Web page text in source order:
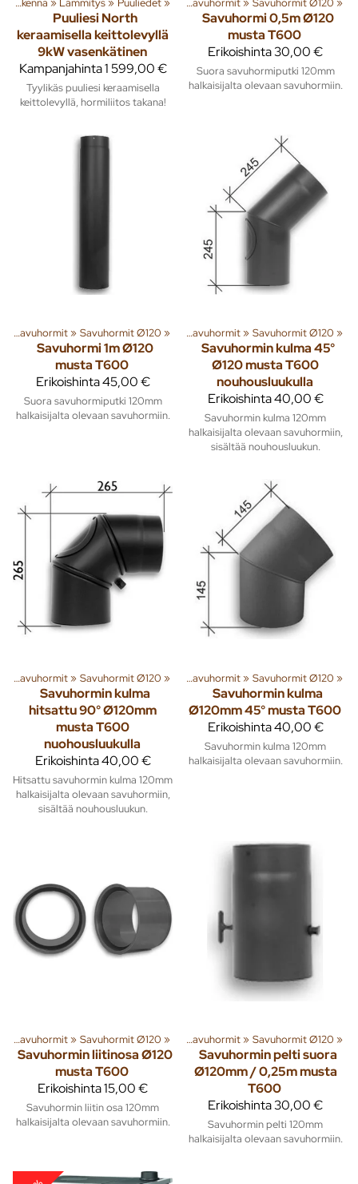
Puuliesi North
keraamisella keittolevyllä
9kW vasenkätinen
Kampanjahinta1 599,00 €
Tyylikäs puuliesi keraamisella
keittolevyllä, hormiliitos takana!
Savuhormi 0,5m Ø120
musta T600
Erikoishinta30,00 €
Suora savuhormiputki 120mm
halkaisijalta olevaan savuhormiin.
Savuhormit‪» Savuhormit Ø120 ‪»
Savuhormi 1m Ø120
musta T600
Erikoishinta45,00 €
Suora savuhormiputki 120mm
halkaisijalta olevaan savuhormiin.
‪»Lämmitys ‪»Piiput ja tarvikkeet Savuhormit‪» Savuhormit Ø120 ‪»
Savuhormin kulma 45°
Ø120 musta T600
nouhousluukulla
Erikoishinta40,00 €
Savuhormin kulma 120mm
halkaisijalta olevaan savuhormiin,
sisältää nouhousluukun.
Savuhormit‪» Savuhormit Ø120 ‪»
Savuhormin kulma
hitsattu 90° Ø120mm
musta T600
nuohousluukulla
Erikoishinta40,00 €
Hitsattu savuhormin kulma 120mm
halkaisijalta olevaan savuhormiin,
sisältää nouhousluukun.
‪»Lämmitys ‪»Piiput ja tarvikkeet Savuhormit‪» Savuhormit Ø120 ‪»
Savuhormin kulma
Ø120mm 45° musta T600
Erikoishinta40,00 €
Savuhormin kulma 120mm
halkaisijalta olevaan savuhormiin.
Savuhormit‪» Savuhormit Ø120 ‪»
Savuhormin liitinosa Ø120
musta T600
Erikoishinta15,00 €
Savuhormin liitin osa 120mm
halkaisijalta olevaan savuhormiin.
‪»Lämmitys ‪»Piiput ja tarvikkeet Savuhormit‪» Savuhormit Ø120 ‪»
Savuhormin pelti suora
Ø120mm / 0,25m musta
T600
Erikoishinta30,00 €
Savuhormin pelti 120mm
halkaisijalta olevaan savuhormiin.